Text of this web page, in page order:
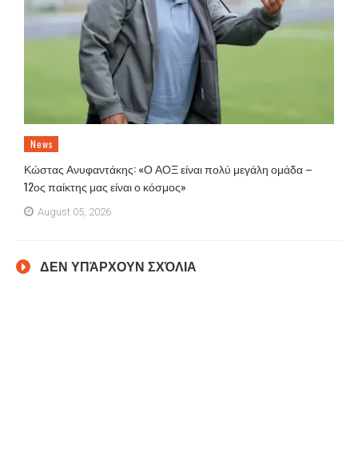
News
Κώστας Ανυφαντάκης: «Ο ΑΟΞ είναι πολύ μεγάλη ομάδα –
12ος παίκτης μας είναι ο κόσμος»
August 05, 2026
ΔΕΝ ΥΠΆΡΧΟΥΝ ΣΧΌΛΙΑ